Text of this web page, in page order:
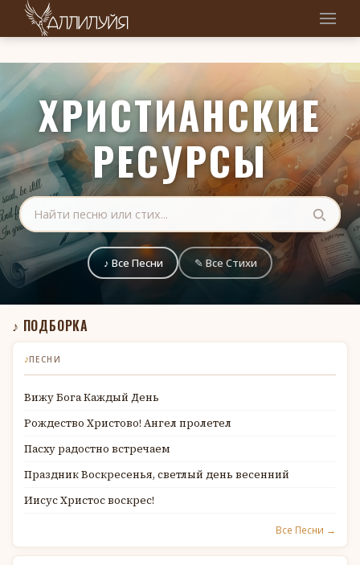
ХРИСТИАНСКИЕ
РЕСУРСЫ
♪ Все Песни ✎ Все Стихи
♪ ПОДБОРКА
♪ПЕСНИ
Вижу Бога Каждый День
Рождество Христово! Ангел пролетел
Пасху радостно встречаем
Праздник Воскресенья, светлый день весенний
Иисус Христос воскрес!
Все Песни →